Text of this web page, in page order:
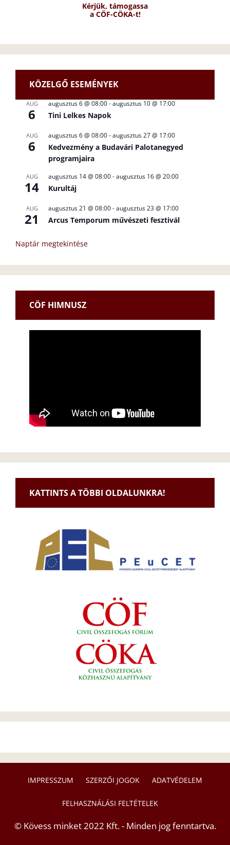
Kérjük, támogassa
a CÖF-CÖKA-t!
KÖZELGŐ ESEMÉNYEK
AUG
6
augusztus 6 @ 08:00-augusztus 10 @ 17:00
Tini Lelkes Napok
AUG
6
augusztus 6 @ 08:00-augusztus 27 @ 17:00
Kedvezmény a Budavári Palotanegyed
programjaira
AUG
14
augusztus 14 @ 08:00-augusztus 16 @ 20:00
Kurultáj
AUG
21
augusztus 21 @ 08:00-augusztus 23 @ 17:00
Arcus Temporum művészeti fesztivál
Naptár megtekintése
CÖF HIMNUSZ
KATTINTS A TÖBBI OLDALUNKRA!
IMPRESSZUM SZERZŐI JOGOK ADATVÉDELEM
FELHASZNÁLÁSI FELTÉTELEK
© Kövess minket 2022 Kft. - Minden jog fenntartva.